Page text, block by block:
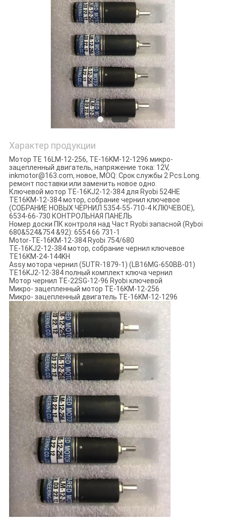
Характер продукции
Мотор TE 16LM-12-256, TE-16KM-12-1296 микро-
зацепленный двигатель, напряжение тока: 12V,
inkmotor@163.com, новое, MOQ: Срок службы 2 Pcs.Long.
ремонт поставки или заменить новое одно.
Ключевой мотор TE-16KJ2-12-384 для Ryobi 524HE
TE16KM-12-384 мотор, собрание чернил ключевое
(СОБРАНИЕ НОВЫХ ЧЕРНИЛ 5354-55-710-4 КЛЮЧЕВОЕ),
6534-66-730 КОНТРОЛЬНАЯ ПАНЕЛЬ
Номер доски ПК контроля над Част Ryobi запасной (Ryboi
680&524&754 &92): 6554 66 731-1
Motor-TE-16KM-12-384 Ryobi 754/680
TE-16KJ2-12-384 мотор, собрание чернил ключевое
TE16KM-24-144KH
Assy мотора чернил (5UTR-1879-1) (LB16MG-650BB-01)
TE16KJ2-12-384 полный комплект ключа чернил
Мотор чернил TE-22SG-12-96 Ryobi ключевой
Микро- зацепленный мотор TE-16KM-12-256
Микро- зацепленный двигатель TE-16KM-12-1296